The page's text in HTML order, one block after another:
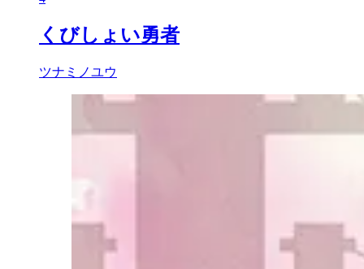
くびしょい勇者
ツナミノユウ